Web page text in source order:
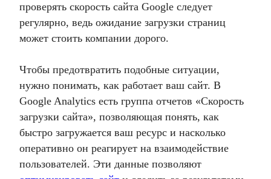
проверять скорость сайта Google следует
регулярно, ведь ожидание загрузки страниц
может стоить компании дорого.
Чтобы предотвратить подобные ситуации,
нужно понимать, как работает ваш сайт. В
Google Analytics есть группа отчетов «Скорость
загрузки сайта», позволяющая понять, как
быстро загружается ваш ресурс и насколько
оперативно он реагирует на взаимодействие
пользователей. Эти данные позволяют